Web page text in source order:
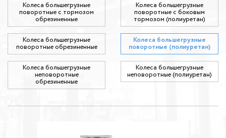
Колеса большегрузные
поворотные с тормозом
обрезиненные
Колеса большегрузные
поворотные с боковым
тормозом (полиуретан)
Колеса большегрузные
поворотные обрезиненные
Колеса большегрузные
поворотные (полиуретан)
Колеса большегрузные
неповоротные
обрезиненные
Колеса большегрузные
неповоротные (полиуретан)